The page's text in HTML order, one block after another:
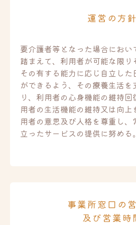
運営の方針
要介護者等となった場合におい
踏まえて、利用者が可能な限り
その有する能力に応じ自立し
ができるよう、その療養生活を
り、利用者の心身機能の維持
用者の生活機能の維持又は向上
用者の意思及び人格を尊重し、
立ったサービスの提供に努める。
事業所窓口の
及び営業時